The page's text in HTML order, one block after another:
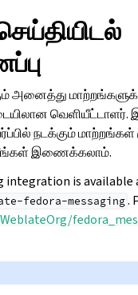
அனைத்து
வெளியீட்டாளர்.
நடக்கும் மாற்றங்கள்
இணைக்கலாம்.
integration is available
fedora-messaging .